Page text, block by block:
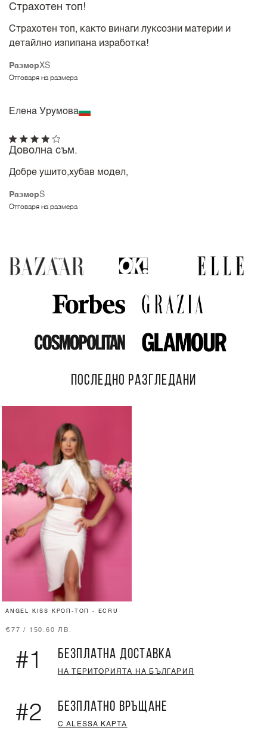
РазмерXS
Отговаря на размера
Страхотен топ!
Страхотен топ, както винаги луксозни материи и
детайлно изпипана изработка!
Елена Урумова
РазмерS
Отговаря на размера
Доволна съм.
Добре ушито,хубав модел,
ПОСЛЕДНО РАЗГЛЕДАНИ
ANGEL KISS КРОП-ТОП - ECRU
€77 / 150.60 ЛВ.
#1 БЕЗПЛАТНА ДОСТАВКА
НА ТЕРИТОРИЯТА НА БЪЛГАРИЯ
#2 БЕЗПЛАТНО ВРЪЩАНЕ
С ALESSA КАРТА